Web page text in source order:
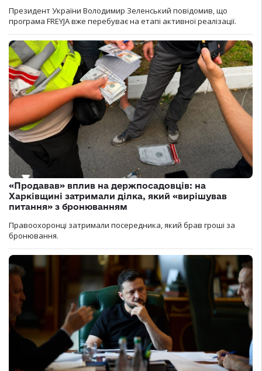
Президент України Володимир Зеленський повідомив, що
програма FREYJA вже перебуває на етапі активної реалізації.
«Продавав» вплив на держпосадовців: на
Харківщині затримали ділка, який «вирішував
питання» з бронюванням
Правоохоронці затримали посередника, який брав гроші за
бронювання.